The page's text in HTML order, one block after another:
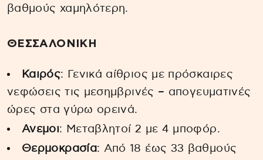
βαθμούς χαμηλότερη.
ΘΕΣΣΑΛΟΝΙΚΗ
Καιρός: Γενικά αίθριος με πρόσκαιρες
νεφώσεις τις μεσημβρινές – απογευματινές
ώρες στα γύρω ορεινά.
Ανεμοι: Μεταβλητοί 2 με 4 μποφόρ.
Θερμοκρασία: Από 18 έως 33 βαθμούς